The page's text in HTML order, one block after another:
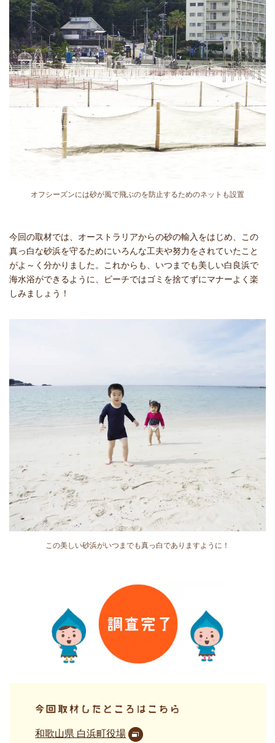
オフシーズンには砂が風で飛ぶのを防止するためのネットも設置
今回の取材では、オーストラリアからの砂の輸入をはじめ、この
真っ白な砂浜を守るためにいろんな工夫や努力をされていたこと
がよ～く分かりました。これからも、いつまでも美しい白良浜で
海水浴ができるように、ビーチではゴミを捨てずにマナーよく楽
しみましょう！
この美しい砂浜がいつまでも真っ白でありますように！
和歌山県 白浜町役場